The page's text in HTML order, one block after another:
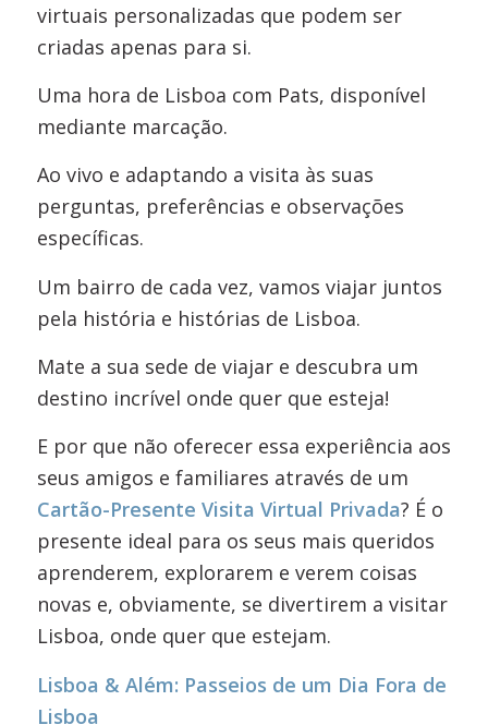
virtuais personalizadas que podem ser
criadas apenas para si.
Uma hora de Lisboa com Pats, disponível
mediante marcação.
Ao vivo e adaptando a visita às suas
perguntas, preferências e observações
específicas.
Um bairro de cada vez, vamos viajar juntos
pela história e histórias de Lisboa.
Mate a sua sede de viajar e descubra um
destino incrível onde quer que esteja!
E por que não oferecer essa experiência aos
seus amigos e familiares através de um
Cartão-Presente Visita Virtual Privada? É o
presente ideal para os seus mais queridos
aprenderem, explorarem e verem coisas
novas e, obviamente, se divertirem a visitar
Lisboa, onde quer que estejam.
Lisboa & Além: Passeios de um Dia Fora de
Lisboa